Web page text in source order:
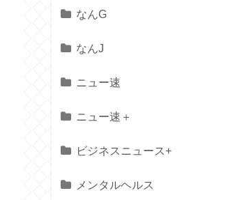
なんG
なんJ
ニュー速
ニュー速＋
ビジネスニュース+
メンタルヘルス